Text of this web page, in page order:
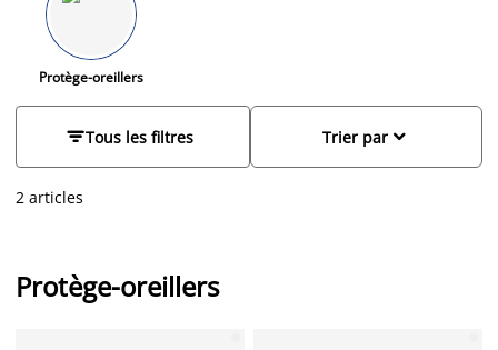
Protège-oreillers
Tous les filtres 
Trier par
2 articles
Protège-oreillers